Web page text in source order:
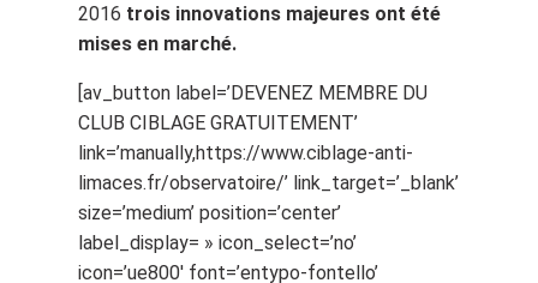
2016 trois innovations majeures ont été
mises en marché.
[av_button label=’DEVENEZ MEMBRE DU
CLUB CIBLAGE GRATUITEMENT’
link=’manually,https://www.ciblage-anti-
limaces.fr/observatoire/’ link_target=’_blank’
size=’medium’ position=’center’
label_display= » icon_select=’no’
icon=’ue800′ font=’entypo-fontello’